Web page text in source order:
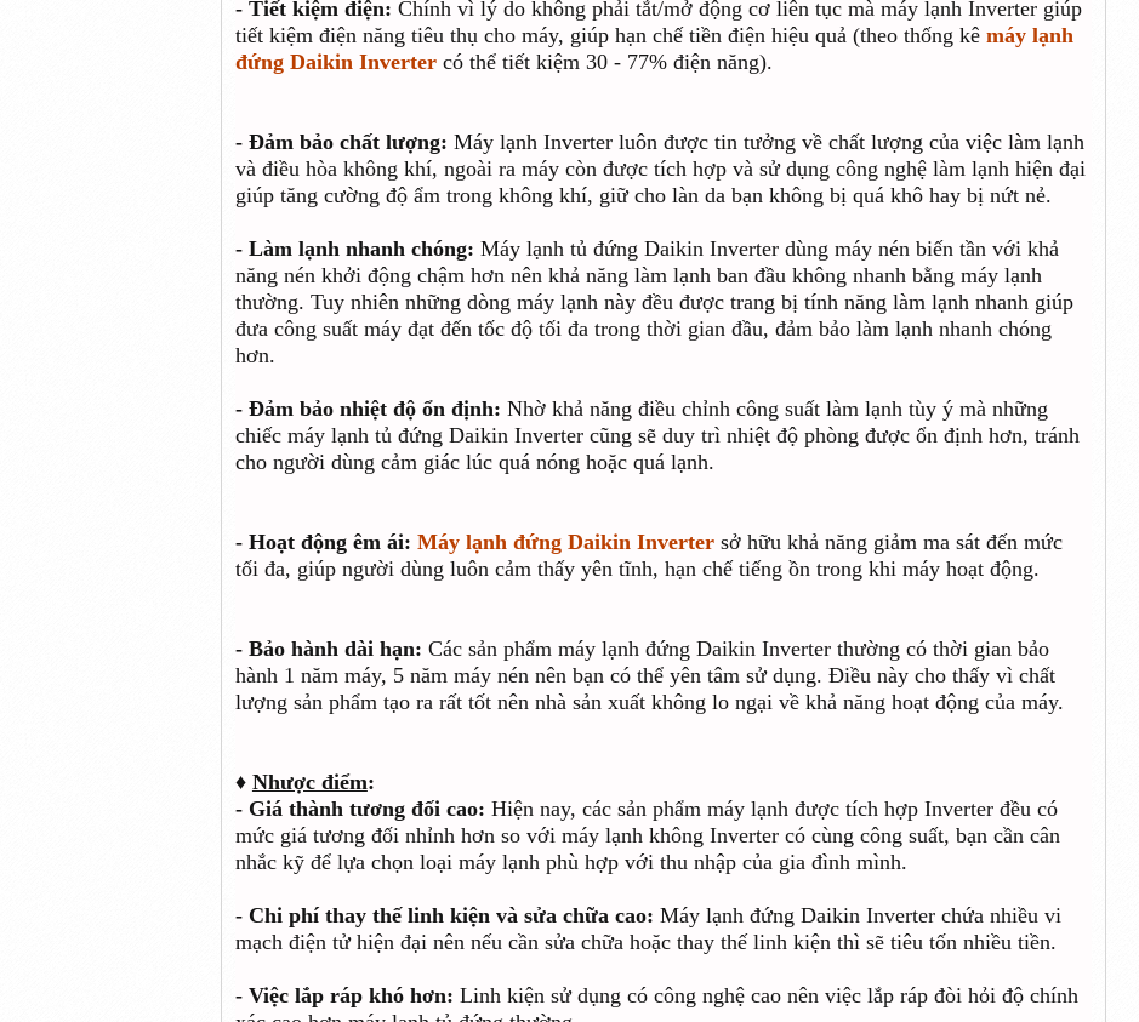
- Tiết kiệm điện: Chính vì lý do không phải tắt/mở động cơ liên tục mà máy lạnh Inverter giúp
tiết kiệm điện năng tiêu thụ cho máy, giúp hạn chế tiền điện hiệu quả (theo thống kê máy lạnh
đứng Daikin Invertercó thể tiết kiệm 30 - 77% điện năng).
- Đảm bảo chất lượng: Máy lạnh Inverter luôn được tin tưởng về chất lượng của việc làm lạnh
và điều hòa không khí, ngoài ra máy còn được tích hợp và sử dụng công nghệ làm lạnh hiện đại
giúp tăng cường độ ẩm trong không khí, giữ cho làn da bạn không bị quá khô hay bị nứt nẻ.
- Làm lạnh nhanh chóng: Máy lạnh tủ đứng Daikin Inverter dùng máy nén biến tần với khả
năng nén khởi động chậm hơn nên khả năng làm lạnh ban đầu không nhanh bằng máy lạnh
thường. Tuy nhiên những dòng máy lạnh này đều được trang bị tính năng làm lạnh nhanh giúp
đưa công suất máy đạt đến tốc độ tối đa trong thời gian đầu, đảm bảo làm lạnh nhanh chóng
hơn.
- Đảm bảo nhiệt độ ổn định: Nhờ khả năng điều chỉnh công suất làm lạnh tùy ý mà những
chiếc máy lạnh tủ đứng Daikin Inverter cũng sẽ duy trì nhiệt độ phòng được ổn định hơn, tránh
cho người dùng cảm giác lúc quá nóng hoặc quá lạnh.
- Hoạt động êm ái: Máy lạnh đứng Daikin Invertersở hữu khả năng giảm ma sát đến mức
tối đa, giúp người dùng luôn cảm thấy yên tĩnh, hạn chế tiếng ồn trong khi máy hoạt động.
- Bảo hành dài hạn: Các sản phẩm máy lạnh đứng Daikin Inverter thường có thời gian bảo
hành 1 năm máy, 5 năm máy nén nên bạn có thể yên tâm sử dụng. Điều này cho thấy vì chất
lượng sản phẩm tạo ra rất tốt nên nhà sản xuất không lo ngại về khả năng hoạt động của máy.
♦ Nhược điểm:
- Giá thành tương đối cao: Hiện nay, các sản phẩm máy lạnh được tích hợp Inverter đều có
mức giá tương đối nhỉnh hơn so với máy lạnh không Inverter có cùng công suất, bạn cần cân
nhắc kỹ để lựa chọn loại máy lạnh phù hợp với thu nhập của gia đình mình.
- Chi phí thay thế linh kiện và sửa chữa cao: Máy lạnh đứng Daikin Inverter chứa nhiều vi
mạch điện tử hiện đại nên nếu cần sửa chữa hoặc thay thế linh kiện thì sẽ tiêu tốn nhiều tiền.
- Việc lắp ráp khó hơn: Linh kiện sử dụng có công nghệ cao nên việc lắp ráp đòi hỏi độ chính